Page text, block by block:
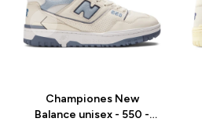
Championes New
Balance unisex - 550 -